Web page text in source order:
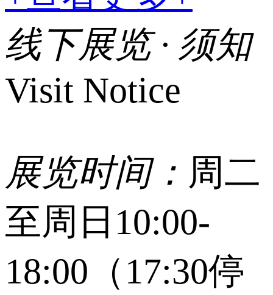
线下展览 · 须知
Visit Notice
展览时间： 周二
至周日10:00-
18:00（17:30停